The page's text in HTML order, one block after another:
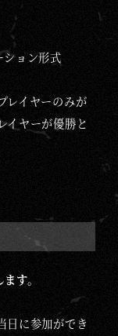
ョン形式
レイヤーのみが
イヤーが優勝と
す。
日に参加ができ